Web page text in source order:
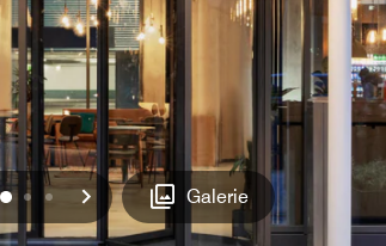
0 1 2 Weiter Galerie